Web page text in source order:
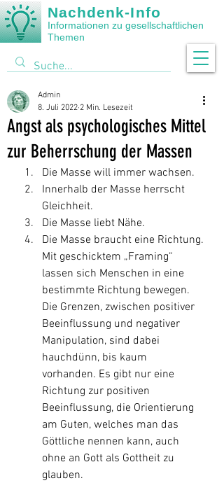
Nachdenk-Info
Informationen zu gesellschaftlichen
Themen
Angst als psychologisches Mittel
zur Beherrschung der Massen
Admin
8. Juli 2022 2 Min. Lesezeit
Die Masse will immer wachsen.
Innerhalb der Masse herrscht
Gleichheit.
Die Masse liebt Nähe.
Die Masse braucht eine Richtung.
Mit geschicktem „Framing“
lassen sich Menschen in eine
bestimmte Richtung bewegen.
Die Grenzen, zwischen positiver
Beeinflussung und negativer
Manipulation, sind dabei
hauchdünn, bis kaum
vorhanden. Es gibt nur eine
Richtung zur positiven
Beeinflussung, die Orientierung
am Guten, welches man das
Göttliche nennen kann, auch
ohne an Gott als Gottheit zu
glauben.